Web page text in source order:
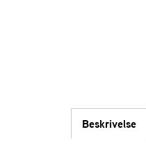
Beskrivelse